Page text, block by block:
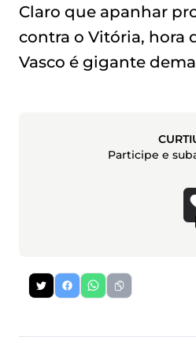
Claro que apanhar
contra o Vitória, hora
Vasco é gigante
Participe e